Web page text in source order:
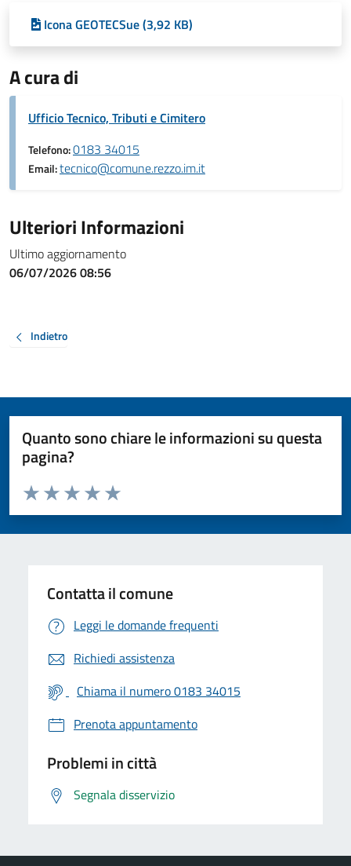
Icona GEOTECSue (3,92 KB)
A cura di
Ufficio Tecnico, Tributi e Cimitero
Telefono:0183 34015
Email:tecnico@comune.rezzo.im.it
Ulteriori Informazioni
Ultimo aggiornamento
06/07/2026 08:56
Indietro
Quanto sono chiare le informazioni su questa
pagina?
Valuta da 1 a 5 stelle la pagina
Valuta 5 stelle su 5
Valuta 4 stelle su 5
Valuta 3 stelle su 5
Valuta 2 stelle su 5
Valuta 1 stelle su 5
Contatta il comune
Leggi le domande frequenti
Richiedi assistenza
Chiama il numero 0183 34015
Prenota appuntamento
Problemi in città
Segnala disservizio